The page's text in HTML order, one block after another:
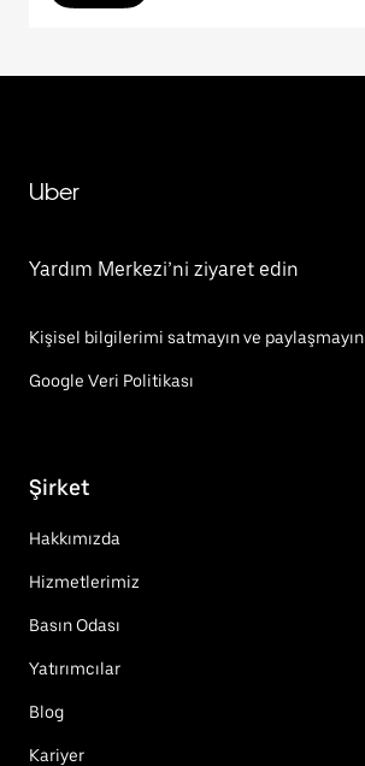
Uber
Yardım Merkezi’ni ziyaret edin
Kişisel bilgilerimi satmayın ve paylaşmayın
Google Veri Politikası
Şirket
Hakkımızda
Hizmetlerimiz
Basın Odası
Yatırımcılar
Blog
Kariyer